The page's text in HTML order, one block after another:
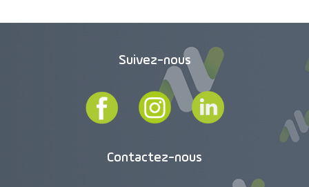
Suivez-nous
Contactez-nous